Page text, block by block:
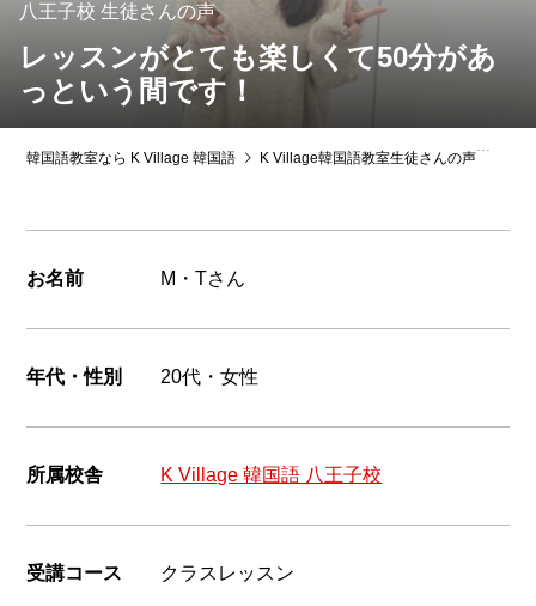
韓国語お役立ちコラム
八王子校 生徒さんの声
レッスンがとても楽しくて50分があ
っという間です！
韓国語教室なら K Village 韓国語 K Village韓国語教室生徒さんの声
お名前 M・Tさん
年代・性別 20代・女性
所属校舎 K Village 韓国語 八王子校
受講コース クラスレッスン